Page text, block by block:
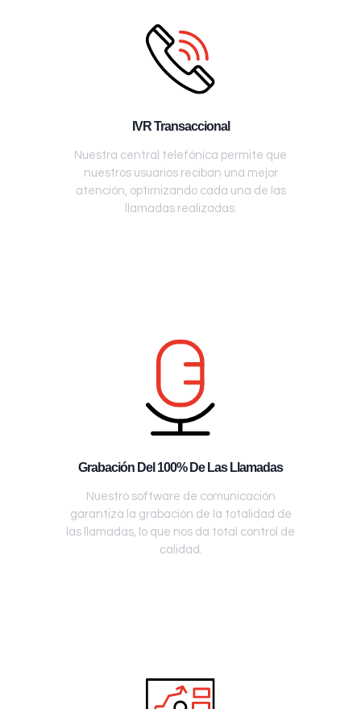
IVR Transaccional
Nuestra central telefónica permite que
nuestros usuarios reciban una mejor
atención, optimizando cada una de las
llamadas realizadas.
Grabación Del 100% De Las Llamadas
Nuestro software de comunicación
garantiza la grabación de la totalidad de
las llamadas, lo que nos da total control de
calidad.